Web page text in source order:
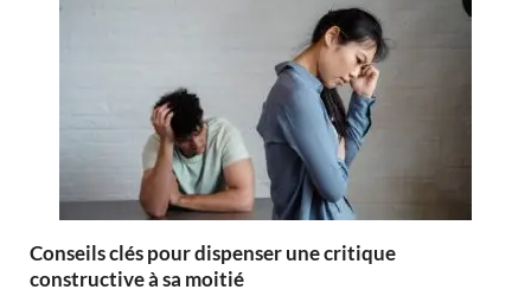
Conseils clés pour dispenser une critique
constructive à sa moitié